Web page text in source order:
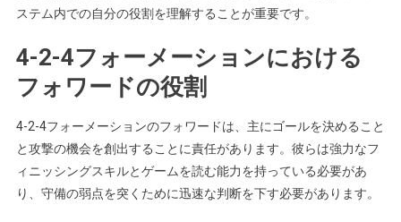
ステム内での自分の役割を理解することが重要です。
4-2-4フォーメーションにおける
フォワードの役割
4-2-4フォーメーションのフォワードは、主にゴールを決めること
と攻撃の機会を創出することに責任があります。彼らは強力なフ
ィニッシングスキルとゲームを読む能力を持っている必要があ
り、守備の弱点を突くために迅速な判断を下す必要があります。